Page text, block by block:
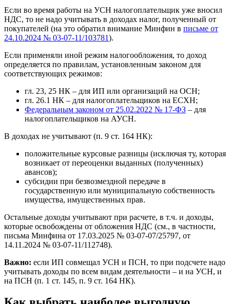
Если во время работы на УСН налогоплательщик уже вносил
НДС, то не надо учитывать в доходах налог, полученный от
покупателей (на это обратил внимание Минфин в письме от
24.10.2024 № 03-07-11/103781).
Если применяли иной режим налогообложения, то доход
определяется по правилам, установленным законом для
соответствующих режимов:
гл. 23, 25 НК – для ИП или организаций на ОСН;
гл. 26.1 НК – для налогоплательщиков на ЕСХН;
Федеральным законом от 25.02.2022 № 17-ФЗ – для
налогоплательщиков на АУСН.
В доходах не учитывают (п. 9 ст. 164 НК):
положительные курсовые разницы (исключая ту, которая
возникает от переоценки выданных (полученных)
авансов);
субсидии при безвозмездной передаче в
государственную или муниципальную собственность
имущества, имущественных прав.
Остальные доходы учитывают при расчете, в т.ч. и доходы,
которые освобождены от обложения НДС (см., в частности,
письма Минфина от 17.03.2025 № 03-07-07/25797, от
14.11.2024 № 03-07-11/112748).
Важно: если ИП совмещал УСН и ПСН, то при подсчете надо
учитывать доходы по всем видам деятельности – и на УСН, и
на ПСН (п. 1 ст. 145, п. 9 ст. 164 НК).